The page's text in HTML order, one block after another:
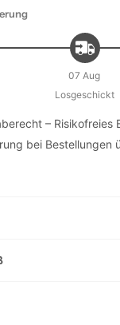
07 Aug
Losgeschickt
– Risikofreies
bei Bestellungen